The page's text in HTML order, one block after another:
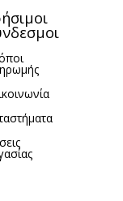
Blue ,Orange